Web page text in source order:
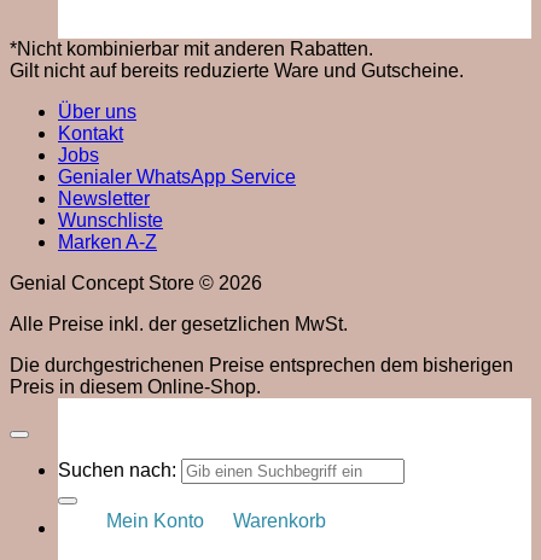
*Nicht kombinierbar mit anderen Rabatten.
Gilt nicht auf bereits reduzierte Ware und Gutscheine.
Über uns
Kontakt
Jobs
Genialer WhatsApp Service
Newsletter
Wunschliste
Marken A-Z
Genial Concept Store © 2026
Alle Preise inkl. der gesetzlichen MwSt.
Die durchgestrichenen Preise entsprechen dem bisherigen
Preis in diesem Online-Shop.
Suchen nach:
Mein Konto Warenkorb